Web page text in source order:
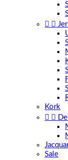
 
Kork
 
Sale